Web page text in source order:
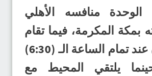
منافسه الأهلي
بمكة المكرمة، فيما تقام
مواجهتان عند تمام الساعة الـ (6:30)
يلتقي المحيط مع